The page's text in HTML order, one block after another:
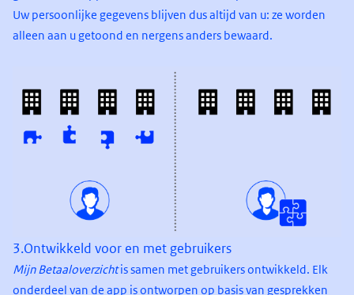
Uw persoonlijke gegevens blijven dus altijd van u: ze worden
alleen aan u getoond en nergens anders bewaard.
3.Ontwikkeld voor en met gebruikers
Mijn Betaaloverzichtis samen met gebruikers ontwikkeld. Elk
onderdeel van de app is ontworpen op basis van gesprekken